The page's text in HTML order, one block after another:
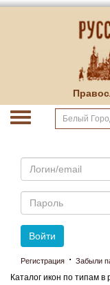
Email
Пароль
Войти
Регистрация · Забыли
Каталог икон по типам в